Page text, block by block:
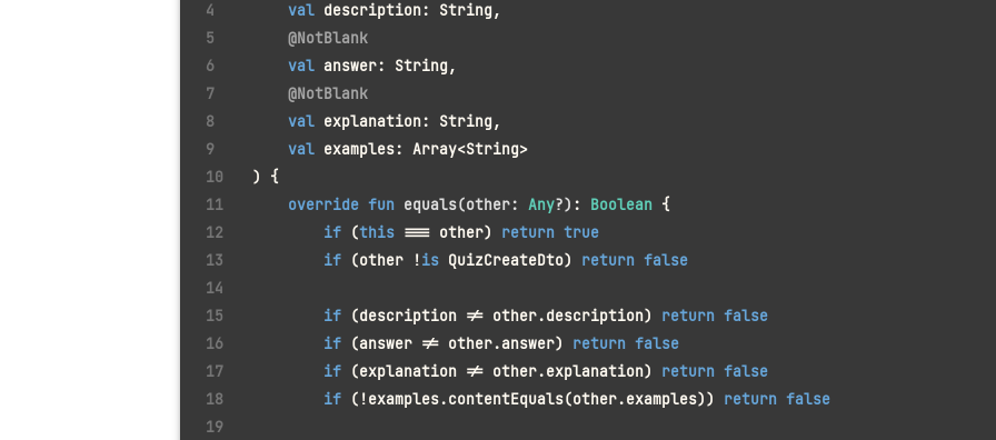
val description: String,
@NotBlank
val answer: String,
@NotBlank
val explanation: String,
val examples: Array<String>
) {
override fun equals(other: Any?) : Boolean {
if (this === other) return true
if (other !is QuizCreateDto) return false
if (description != other.description) return false
if (answer != other.answer) return false
if (explanation != other.explanation) return false
if (!examples.contentEquals(other.examples)) return false